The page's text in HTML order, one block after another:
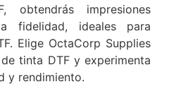
obtendrás impresiones
fidelidad, ideales para
Elige OctaCorp Supplies
tinta DTF y experimenta
y rendimiento.